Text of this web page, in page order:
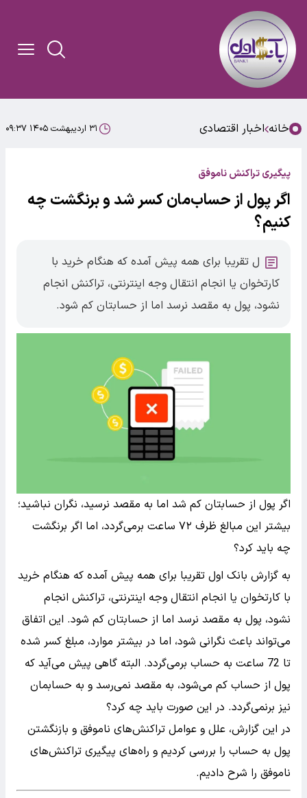
خانه اخبار اقتصادی ۳۱ اردیبهشت ۱۴۰۵ ۰۹:۳۷
پیگیری تراکنش ناموفق
اگر پول از حساب‌مان کسر شد و برنگشت چه
کنیم؟
ل تقریبا برای همه پیش آمده که هنگام خرید با
کارتخوان یا انجام انتقال وجه اینترنتی، تراکنش انجام
نشود، پول به مقصد نرسد اما از حسابتان کم شود.
اگر پول از حسابتان کم شد اما به مقصد نرسید، نگران نباشید؛
بیشتر این مبالغ ظرف ۷۲ ساعت برمی‌گردد، اما اگر برنگشت
چه باید کرد؟
به گزارش بانک اول تقریبا برای همه پیش آمده که هنگام خرید
با کارتخوان یا انجام انتقال وجه اینترنتی، تراکنش انجام
نشود، پول به مقصد نرسد اما از حسابتان کم شود. این اتفاق
می‌تواند باعث نگرانی شود، اما در بیشتر موارد، مبلغ کسر شده
تا 72 ساعت به حساب برمی‌گردد. البته گاهی پیش می‌آید که
پول از حساب کم می‌شود، به مقصد نمی‌رسد و به حسابمان
نیز برنمی‌گردد. در این صورت باید چه کرد؟
در این گزارش، علل و عوامل تراکنش‌های ناموفق و بازنگشتن
پول به حساب را بررسی کردیم و راه‌های پیگیری تراکنش‌های
ناموفق را شرح دادیم.